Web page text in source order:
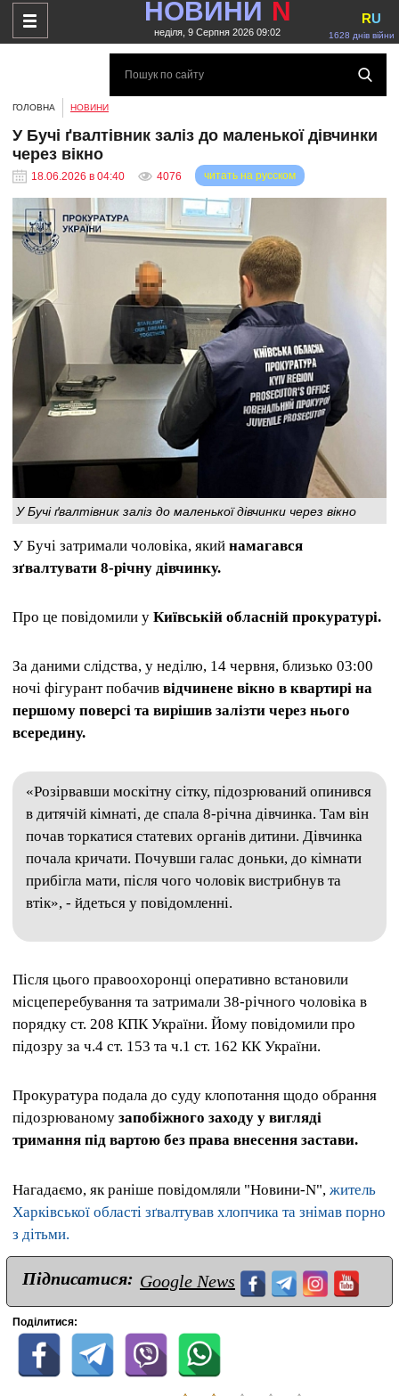
НОВИНИ N
неділя, 9 Серпня 2026 09:02 1628 днів війни
RU
ГОЛОВНА НОВИНИ
У Бучі ґвалтівник заліз до маленької дівчинки
через вікно
18.06.2026 в 04:40 4076 читать на русском
У Бучі ґвалтівник заліз до маленької дівчинки через вікно
У Бучі затримали чоловіка, який намагався
зґвалтувати 8-річну дівчинку.
Про це повідомили у Київській обласній прокуратурі.
За даними слідства, у неділю, 14 червня, близько 03:00
ночі фігурант побачив відчинене вікно в квартирі на
першому поверсі та вирішив залізти через нього
всередину.
«Розірвавши москітну сітку, підозрюваний опинився
в дитячій кімнаті, де спала 8-річна дівчинка. Там він
почав торкатися статевих органів дитини. Дівчинка
почала кричати. Почувши галас доньки, до кімнати
прибігла мати, після чого чоловік вистрибнув та
втік», - йдеться у повідомленні.
Після цього правоохоронці оперативно встановили
місцеперебування та затримали 38-річного чоловіка в
порядку ст. 208 КПК України. Йому повідомили про
підозру за ч.4 ст. 153 та ч.1 ст. 162 КК України.
Прокуратура подала до суду клопотання щодо обрання
підозрюваному запобіжного заходу у вигляді
тримання під вартою без права внесення застави.
Нагадаємо, як раніше повідомляли "Новини-N", житель
Харківської області зґвалтував хлопчика та знімав порно
з дітьми.
Підписатися: Google News
Поділитися: